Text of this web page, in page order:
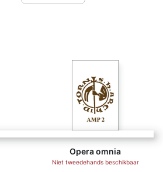
Opera omnia
Niet tweedehands beschikbaar